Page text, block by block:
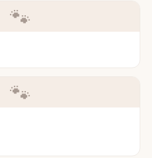
🐾
🐾